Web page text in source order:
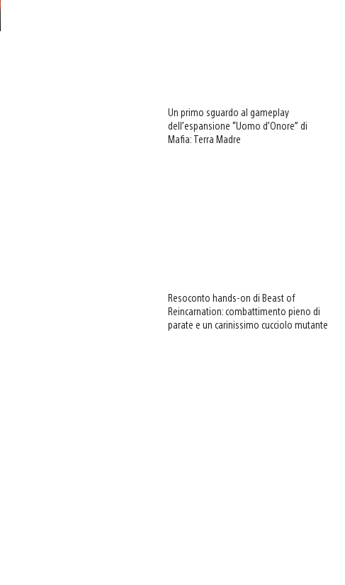
Un primo sguardo al gameplay
dell’espansione “Uomo d’Onore” di
Mafia: Terra Madre
Resoconto hands-on di Beast of
Reincarnation: combattimento pieno di
parate e un carinissimo cucciolo mutante